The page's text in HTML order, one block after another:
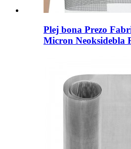
Plej bona Prezo
Micron Neoksidebla